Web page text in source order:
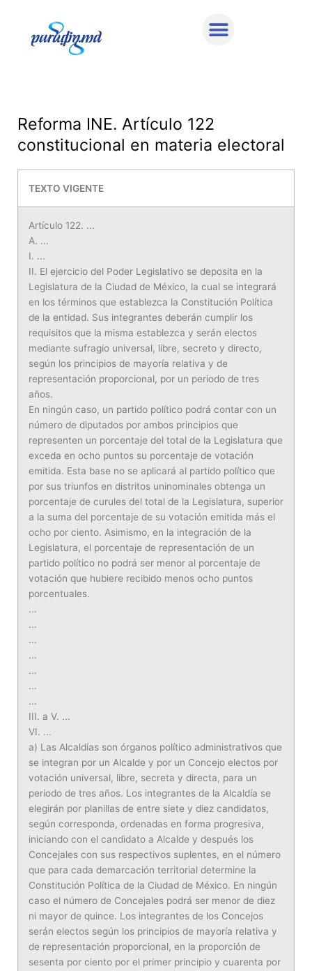
contenido
Reforma INE. Artículo 122
constitucional en materia electoral
TEXTO VIGENTE
Artículo 122. ...
A. ...
I. ...
II. El ejercicio del Poder Legislativo se deposita en la
Legislatura de la Ciudad de México, la cual se integrará
en los términos que establezca la Constitución Política
de la entidad. Sus integrantes deberán cumplir los
requisitos que la misma establezca y serán electos
mediante sufragio universal, libre, secreto y directo,
según los principios de mayoría relativa y de
representación proporcional, por un periodo de tres
años.
En ningún caso, un partido político podrá contar con un
número de diputados por ambos principios que
representen un porcentaje del total de la Legislatura que
exceda en ocho puntos su porcentaje de votación
emitida. Esta base no se aplicará al partido político que
por sus triunfos en distritos uninominales obtenga un
porcentaje de curules del total de la Legislatura, superior
a la suma del porcentaje de su votación emitida más el
ocho por ciento. Asimismo, en la integración de la
Legislatura, el porcentaje de representación de un
partido político no podrá ser menor al porcentaje de
votación que hubiere recibido menos ocho puntos
porcentuales.
...
...
...
...
...
...
...
III. a V. ...
VI. ...
a) Las Alcaldías son órganos político administrativos que
se integran por un Alcalde y por un Concejo electos por
votación universal, libre, secreta y directa, para un
periodo de tres años. Los integrantes de la Alcaldía se
elegirán por planillas de entre siete y diez candidatos,
según corresponda, ordenadas en forma progresiva,
iniciando con el candidato a Alcalde y después los
Concejales con sus respectivos suplentes, en el número
que para cada demarcación territorial determine la
Constitución Política de la Ciudad de México. En ningún
caso el número de Concejales podrá ser menor de diez
ni mayor de quince. Los integrantes de los Concejos
serán electos según los principios de mayoría relativa y
de representación proporcional, en la proporción de
sesenta por ciento por el primer principio y cuarenta por